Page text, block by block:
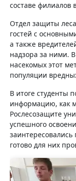
составе филиалов
Отдел защиты
гостей с
а также
надзора за ними.
насекомых этот
популяции
В итоге студенты
информацию, как
Рослесозащите
успешного
готово для них